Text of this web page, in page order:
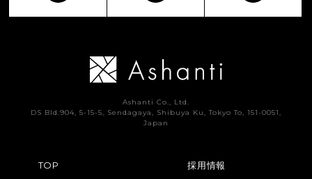
Ashanti Co., Ltd.
DS Bld.904, 5-15-5, Sendagaya, Shibuya Ku, Tokyo To, 151-0051,
Japan
TOP 採用情報